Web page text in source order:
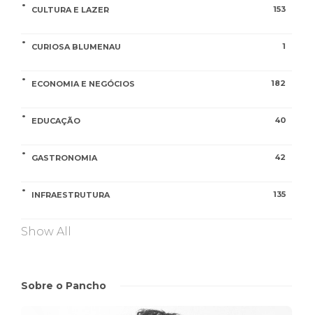
CULTURA E LAZER 153
CURIOSA BLUMENAU 1
ECONOMIA E NEGÓCIOS 182
EDUCAÇÃO 40
GASTRONOMIA 42
INFRAESTRUTURA 135
Show All
Sobre o Pancho